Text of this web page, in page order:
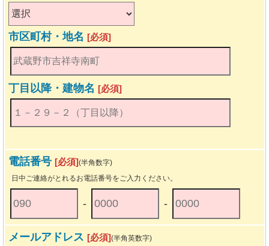
市区町村・地名 [必須]
丁目以降・建物名 [必須]
電話番号 [必須](半角数字)
日中ご連絡がとれるお電話番号をご入力ください。
- -
メールアドレス [必須](半角英数字)